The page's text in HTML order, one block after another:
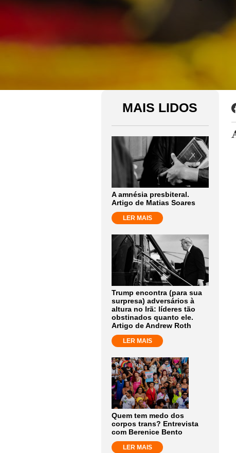
MAIS LIDOS
A amnésia presbiteral.
Artigo de Matias Soares
LER MAIS
Trump encontra (para sua
surpresa) adversários à
altura no Irã: líderes tão
obstinados quanto ele.
Artigo de Andrew Roth
LER MAIS
Quem tem medo dos
corpos trans? Entrevista
com Berenice Bento
LER MAIS